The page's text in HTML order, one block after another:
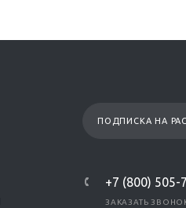
ПОДПИСКА НА
+7 (800) 505-
ЗАКАЗАТЬ